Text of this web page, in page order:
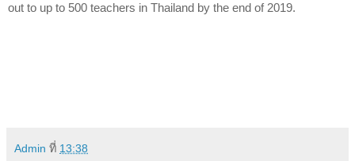
out to up to 500 teachers in Thailand by the end of 2019.
Admin ที่ 13:38